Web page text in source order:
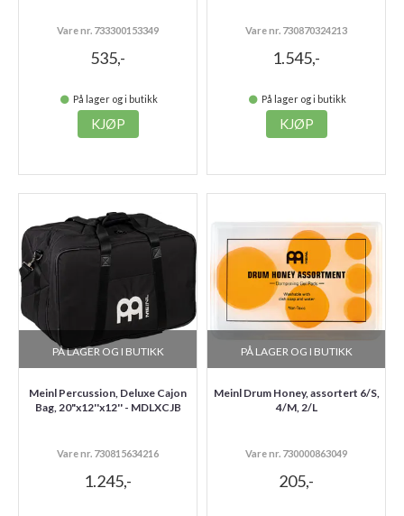
Vare nr. 733300153349
535,-
På lager og i butikk
KJØP
Vare nr. 730870324213
1.545,-
På lager og i butikk
KJØP
PÅ LAGER OG I BUTIKK
Meinl Percussion, Deluxe Cajon
Bag, 20"x12''x12'' - MDLXCJB
Vare nr. 730815634216
1.245,-
PÅ LAGER OG I BUTIKK
Meinl Drum Honey, assortert 6/S,
4/M, 2/L
Vare nr. 730000863049
205,-